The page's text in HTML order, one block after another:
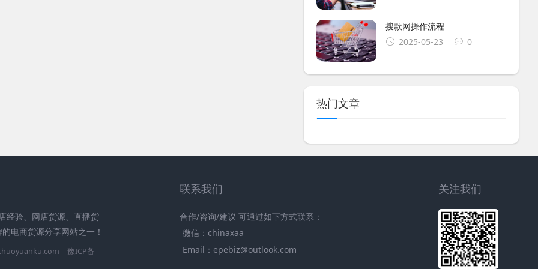
搜款网操作流程
2025-05-23
0
热门文章
经验、网店货源、直播货
电商货源分享网站之一！
豫ICP备
联系我们
合作/咨询/建议 可通过如下方式联系：
微信：chinaxaa
Email：epebiz@outlook.com
关注我们